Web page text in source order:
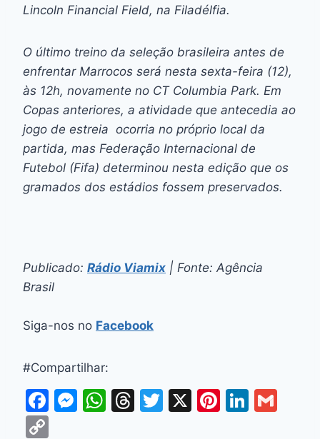
Lincoln Financial Field, na Filadélfia.
O último treino da seleção brasileira antes de
enfrentar Marrocos será nesta sexta-feira (12),
às 12h, novamente no CT Columbia Park. Em
Copas anteriores, a atividade que antecedia ao
jogo de estreia ocorria no próprio local da
partida, mas Federação Internacional de
Futebol (Fifa) determinou nesta edição que os
gramados dos estádios fossem preservados.
Publicado: Rádio Viamix | Fonte: Agência
Brasil
Siga-nos no Facebook
#Compartilhar:
F
M W T
T
X
Pi Li